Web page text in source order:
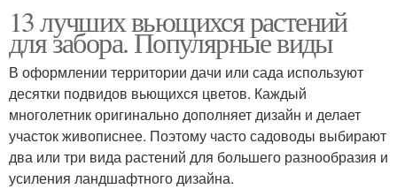
13 лучших вьющихся растений
для забора. Популярные виды
В оформлении территории дачи или сада используют
десятки подвидов вьющихся цветов. Каждый
многолетник оригинально дополняет дизайн и делает
участок живописнее. Поэтому часто садоводы выбирают
два или три вида растений для большего разнообразия и
усиления ландшафтного дизайна.